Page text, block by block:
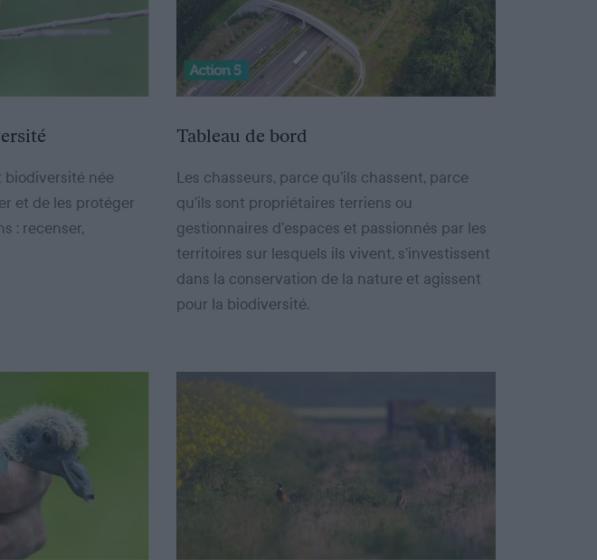
biodiversité née
et de les protéger
: recenser,
Tableau de bord
Les chasseurs, parce qu’ils chassent, parce
qu’ils sont propriétaires terriens ou
gestionnaires d’espaces et passionnés par les
territoires sur lesquels ils vivent, s’investissent
dans la conservation de la nature et agissent
pour la biodiversité.